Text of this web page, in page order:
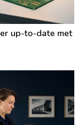
up-to-date met